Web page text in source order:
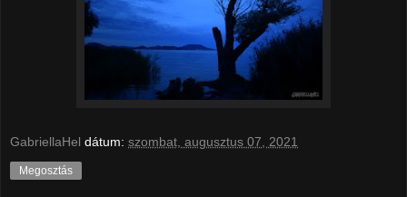
GabriellaHel dátum: szombat, augusztus 07, 2021
Megosztás